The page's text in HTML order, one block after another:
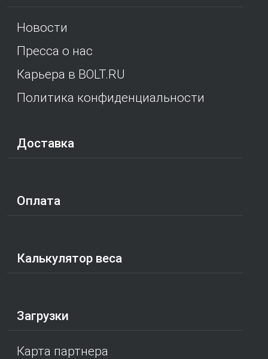
Новости
Пресса о нас
Карьера в BOLT.RU
Политика конфиденциальности
Доставка
Оплата
Калькулятор веса
Загрузки
Карта партнера